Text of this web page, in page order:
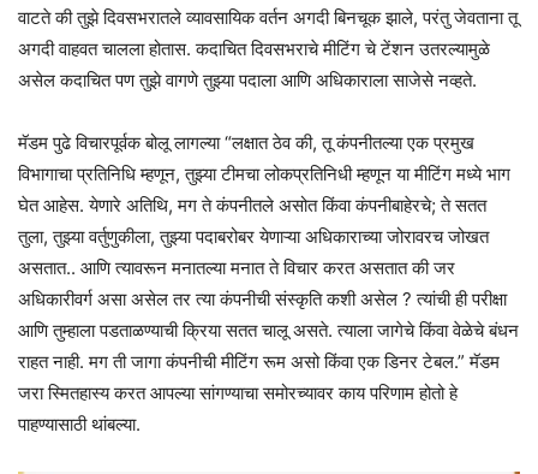
वाटते की तुझे दिवसभरातले व्यावसायिक वर्तन अगदी बिनचूक झाले, परंतु जेवताना तू
अगदी वाहवत चालला होतास. कदाचित दिवसभराचे मीटिंग चे टेंशन उतरल्यामुळे
असेल कदाचित पण तुझे वागणे तुझ्या पदाला आणि अधिकाराला साजेसे नव्हते.
मॅडम पुढे विचारपूर्वक बोलू लागल्या “लक्षात ठेव की, तू कंपनीतल्या एक प्रमुख
विभागाचा प्रतिनिधि म्हणून, तुझ्या टीमचा लोकप्रतिनिधी म्हणून या मीटिंग मध्ये भाग
घेत आहेस. येणारे अतिथि, मग ते कंपनीतले असोत किंवा कंपनीबाहेरचे; ते सतत
तुला, तुझ्या वर्तुणुकीला, तुझ्या पदाबरोबर येणाऱ्या अधिकाराच्या जोरावरच जोखत
असतात.. आणि त्यावरून मनातल्या मनात ते विचार करत असतात की जर
अधिकारीवर्ग असा असेल तर त्या कंपनीची संस्कृति कशी असेल ? त्यांची ही परीक्षा
आणि तुम्हाला पडताळण्याची क्रिया सतत चालू असते. त्याला जागेचे किंवा वेळेचे बंधन
राहत नाही. मग ती जागा कंपनीची मीटिंग रूम असो किंवा एक डिनर टेबल.” मॅडम
जरा स्मितहास्य करत आपल्या सांगण्याचा समोरच्यावर काय परिणाम होतो हे
पाहण्यासाठी थांबल्या.